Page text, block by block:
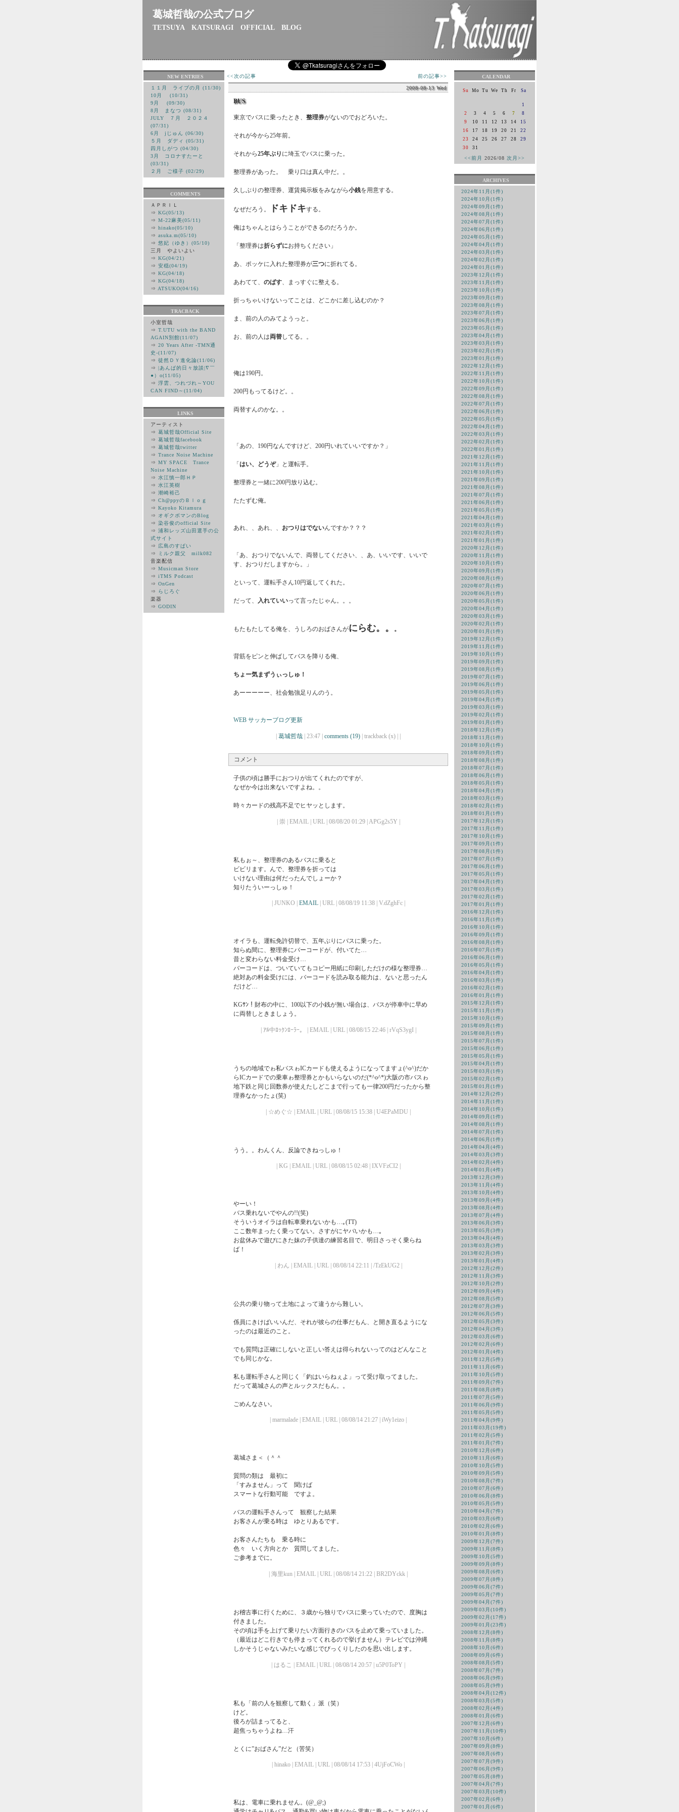
葛城哲哉の公式ブログ
TETSUYA KATSURAGI OFFICIAL BLOG
NEW ENTRIES
１１月 ライブの月 (11/30)
10月 (10/31)
9月 (09/30)
8月 まなつ (08/31)
JULY ７月 ２０２４
(07/31)
6月 jじゅん (06/30)
５月 ダディ (05/31)
四月しがつ (04/30)
3月 コロナすたーと
(03/31)
２月 ご様子 (02/29)
COMMENTS
ＡＰＲＩＬ
⇒ KG(05/13)
⇒ M-22麻美(05/11)
⇒ hinako(05/10)
⇒ asuka.m(05/10)
⇒ 悠妃（ゆき）(05/10)
三月 やよいよい
⇒ KG(04/21)
⇒ 安穏(04/19)
⇒ KG(04/18)
⇒ KG(04/18)
⇒ ATSUKO(04/16)
TRACBACK
小室哲哉
⇒ T.UTU with the BAND
AGAIN別館(11/07)
⇒ 20 Years After -TMN通
史-(11/07)
⇒ 徒然ＤＹ進化論(11/06)
⇒ |あんぱ的日々放談|∇￣
●）ο(11/05)
⇒ 浮雲、つれづれ～YOU
CAN FIND～(11/04)
LINKS
アーティスト
⇒ 葛城哲哉Official Site
⇒ 葛城哲哉facebook
⇒ 葛城哲哉twitter
⇒ Trance Noise Machine
⇒ MY SPACE Trance
Noise Machine
⇒ 水江慎一郎ＨＰ
⇒ 水江英樹
⇒ 潮崎裕己
⇒ Ch@ppyのＢｌｏｇ
⇒ Kayoko Kitamura
⇒ オギクボマンのBlog
⇒ 染谷俊のofficial Site
⇒ 浦和レッズ山田選手の公
式サイト
⇒ 広島のすぱい
⇒
ミルク親父 milk082
音楽配信
⇒ Musicman Store
⇒ iTMS Podcast
⇒ OnGen
⇒ らじろぐ
楽器
⇒ GODIN
<<次の記事 前の記事>>
2008-08-13 Wed
BUS
東京でバスに乗ったとき、 整理券がないのでおどろいた。
それが今から25年前。
それから25年ぶり に埼玉でバスに乗った。
整理券があった。 乗り口は真ん中だ。。
久しぶりの整理券、運賃掲示板をみながら小銭を用意する。
なぜだろう。 ドキドキする。
俺はちゃんとはらうことができるのだろうか。
「整理券は折らずにお持ちください」
あ、ポッケに入れた整理券が三つに折れてる。
あわてて、 のばす、まっすぐに整える。
折っちゃいけないってことは、どこかに差し込むのか？
ま、前の人のみてようっと。
お、前の人は両替してる。。
俺は190円。
200円もってるけど。。
両替すんのかな。。
「あの、190円なんですけど、200円いれていいですか？」
「 はい、どうぞ」と運転手。
整理券と一緒に200円放り込む。
たたずむ俺。
あれ、、あれ、、 おつりはでないんですか？？？
「あ、おつりでないんで、両替してください、、あ、いいです、いいで
す、おつりだしますから。」
といって、運転手さん10円返してくれた。
だって、 入れていいって言ったじゃん。。。
もたもたしてる俺を、うしろのおばさんがにらむ。。 。
背筋をピンと伸ばしてバスを降りる俺、
ちょー気まずうぃっしゅ！
あーーーーー、社会勉強足りんのう。
WEB サッカーブログ更新
葛城哲哉 | 23:47 | comments (19) | trackback (x) |
コメント
子供の頃は勝手におつりが出てくれたのですが、
なぜか今は出来ないですよね。。
時々カードの残高不足でヒヤッとします。
| 崇 | EMAIL | URL | 08/08/20 01:29 | APGg2s5Y |
私もぉ～、整理券のあるバスに乗ると
ビビリます。んで、整理券を折っては
いけない理由は何だったんでしょーか？
知りたういーっしゅ！
| JUNKO | EMAIL| URL | 08/08/19 11:38 | V.dZghFc |
オイラも、運転免許切替で、五年ぶりにバスに乗った。
知らぬ間に、整理券にバーコードが、付いてた…
昔と変わらない料金受け…
バーコードは、ついていてもコピー用紙に印刷しただけの様な整理券…
絶対あの料金受けには、バーコードを読み取る能力は、ないと思ったん
だけど…
KGｻﾝ！財布の中に、100以下の小銭が無い場合は、バスが停車中に早め
に両替しときましょう。
| ｱﾙ中ﾛｯｸﾝﾛｰﾗｰ。 | EMAIL | URL | 08/08/15 22:46 | rVqS3ygI |
うちの地域でゎ私バスゎICカードも使えるようになってますょ(^o^)だか
らICカードでの乗車ゎ整理券とかもいらないのだ(*^o^*)大阪の市バスゎ
地下鉄と同じ回数券が使えたしどこまで行っても一律200円だったから整
理券なかったょ(笑)
| ☆めぐ☆ | EMAIL | URL | 08/08/15 15:38 | U4EPaMDU |
うう。。わんくん、反論できねっしゅ！
| KG | EMAIL | URL | 08/08/15 02:48 | IXVFzCI2 |
やーい！
バス乗れないでやんの!!(笑)
そういうオイラは自転車乗れないかも…｡(TT)
ここ数年まったく乗ってない。さすがにヤバいかも…｡
お盆休みで遊びにきた妹の子供達の練習名目で、明日さっそく乗らね
ば！
| わん | EMAIL | URL | 08/08/14 22:11 | /TzEkUG2 |
公共の乗り物って土地によって違うから難しい。
係員にきけばいいんだ、それが彼らの仕事だもん、と開き直るようにな
ったのは最近のこと。
でも質問は正確にしないと正しい答えは得られないってのはどんなこと
でも同じかな。
私も運転手さんと同じく「釣はいらねぇよ」って受け取ってました。
だって葛城さんの声とルックスだもん。。
ごめんなさい。
| marmalade | EMAIL | URL | 08/08/14 21:27 | iWy1eizo |
葛城さま＜（＾＾
質問の類は 最初に
「すみません」って 聞けば
スマートな行動可能 ですよ。
バスの運転手さんって 観察した結果
お客さんが乗る時は ゆとりあるです。
お客さんたちも 乗る時に
色々 いく方向とか 質問してました。
ご参考までに。
| 海里kun | EMAIL | URL | 08/08/14 21:22 | BR2DYckk |
お稽古事に行くために、３歳から独りでバスに乗っていたので、度胸は
付きました。
その頃は手を上げて乗りたい方面行きのバスを止めて乗っていました。
（最近はどこ行きでも停まってくれるので挙げません）テレビでは沖縄
しかそうじゃないみたいな感じでびっくりしたのを思い出します。
| はるこ | EMAIL | URL | 08/08/14 20:57 | u5P0ToPY |
私も「前の人を観察して動く」派（笑）
けど。
後ろが詰まってると、
超焦っちゃうよね…汗
とくに”おばさん”だと（苦笑）
| hinako | EMAIL | URL | 08/08/14 17:53 | 4UjFoCWo |
私は、電車に乗れません。(@_@;)
CALENDAR
Su Mo Tu We Th Fr Sa
1
2
3 4 5 6 7
8
9
10 11 12 13 14
15
16
17 18 19 20 21
22
23
24 25 26 27 28
29
30
31
<<前月 2026/08 次月>>
ARCHIVES
2024年11月(1件)
2024年10月(1件)
2024年09月(1件)
2024年08月(1件)
2024年07月(1件)
2024年06月(1件)
2024年05月(1件)
2024年04月(1件)
2024年03月(1件)
2024年02月(1件)
2024年01月(1件)
2023年12月(1件)
2023年11月(1件)
2023年10月(1件)
2023年09月(1件)
2023年08月(1件)
2023年07月(1件)
2023年06月(1件)
2023年05月(1件)
2023年04月(1件)
2023年03月(1件)
2023年02月(1件)
2023年01月(1件)
2022年12月(1件)
2022年11月(1件)
2022年10月(1件)
2022年09月(1件)
2022年08月(1件)
2022年07月(1件)
2022年06月(1件)
2022年05月(1件)
2022年04月(1件)
2022年03月(1件)
2022年02月(1件)
2022年01月(1件)
2021年12月(1件)
2021年11月(1件)
2021年10月(1件)
2021年09月(1件)
2021年08月(1件)
2021年07月(1件)
2021年06月(1件)
2021年05月(1件)
2021年04月(1件)
2021年03月(1件)
2021年02月(1件)
2021年01月(1件)
2020年12月(1件)
2020年11月(1件)
2020年10月(1件)
2020年09月(1件)
2020年08月(1件)
2020年07月(1件)
2020年06月(1件)
2020年05月(1件)
2020年04月(1件)
2020年03月(1件)
2020年02月(1件)
2020年01月(1件)
2019年12月(1件)
2019年11月(1件)
2019年10月(1件)
2019年09月(1件)
2019年08月(1件)
2019年07月(1件)
2019年06月(1件)
2019年05月(1件)
2019年04月(1件)
2019年03月(1件)
2019年02月(1件)
2019年01月(1件)
2018年12月(1件)
2018年11月(1件)
2018年10月(1件)
2018年09月(1件)
2018年08月(1件)
2018年07月(1件)
2018年06月(1件)
2018年05月(1件)
2018年04月(1件)
2018年03月(1件)
2018年02月(1件)
2018年01月(1件)
2017年12月(1件)
2017年11月(1件)
2017年10月(1件)
2017年09月(1件)
2017年08月(1件)
2017年07月(1件)
2017年06月(1件)
2017年05月(1件)
2017年04月(1件)
2017年03月(1件)
2017年02月(1件)
2017年01月(1件)
2016年12月(1件)
2016年11月(1件)
2016年10月(1件)
2016年09月(1件)
2016年08月(1件)
2016年07月(1件)
2016年06月(1件)
2016年05月(1件)
2016年04月(1件)
2016年03月(1件)
2016年02月(1件)
2016年01月(1件)
2015年12月(1件)
2015年11月(1件)
2015年10月(1件)
2015年09月(1件)
2015年08月(1件)
2015年07月(1件)
2015年06月(1件)
2015年05月(1件)
2015年04月(1件)
2015年03月(1件)
2015年02月(1件)
2015年01月(1件)
2014年12月(2件)
2014年11月(1件)
2014年10月(1件)
2014年09月(1件)
2014年08月(1件)
2014年07月(1件)
2014年06月(1件)
2014年04月(4件)
2014年03月(3件)
2014年02月(4件)
2014年01月(4件)
2013年12月(3件)
2013年11月(4件)
2013年10月(4件)
2013年09月(4件)
2013年08月(4件)
2013年07月(4件)
2013年06月(3件)
2013年05月(3件)
2013年04月(4件)
2013年03月(3件)
2013年02月(3件)
2013年01月(4件)
2012年12月(2件)
2012年11月(3件)
2012年10月(2件)
2012年09月(4件)
2012年08月(5件)
2012年07月(3件)
2012年06月(5件)
2012年05月(3件)
2012年04月(3件)
2012年03月(6件)
2012年02月(6件)
2012年01月(4件)
2011年12月(5件)
2011年11月(6件)
2011年10月(5件)
2011年09月(7件)
2011年08月(8件)
2011年07月(5件)
2011年06月(9件)
2011年05月(5件)
2011年04月(9件)
2011年03月(19件)
2011年02月(5件)
2011年01月(7件)
2010年12月(6件)
2010年11月(6件)
2010年10月(5件)
2010年09月(5件)
2010年08月(7件)
2010年07月(6件)
2010年06月(8件)
2010年05月(5件)
2010年04月(7件)
2010年03月(6件)
2010年02月(6件)
2010年01月(8件)
2009年12月(7件)
2009年11月(8件)
2009年10月(5件)
2009年09月(8件)
2009年08月(6件)
2009年07月(8件)
2009年06月(7件)
2009年05月(7件)
2009年04月(7件)
2009年03月(10件)
2009年02月(17件)
2009年01月(23件)
2008年12月(8件)
2008年11月(8件)
2008年10月(6件)
2008年09月(6件)
2008年08月(5件)
2008年07月(7件)
2008年06月(9件)
2008年05月(9件)
2008年04月(12件)
2008年03月(5件)
2008年02月(4件)
2008年01月(6件)
2007年12月(6件)
2007年11月(10件)
2007年10月(6件)
2007年09月(8件)
2007年08月(6件)
2007年07月(9件)
2007年06月(9件)
2007年05月(8件)
2007年04月(7件)
2007年03月(10件)
2007年02月(6件)
2007年01月(6件)